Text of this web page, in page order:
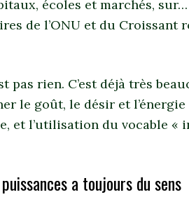
écoles et marchés,
de l’ONU et du Croissant
pas rien. C’est déjà très
le goût, le désir et l’énergie
et l’utilisation du vocable «
a toujours du sens